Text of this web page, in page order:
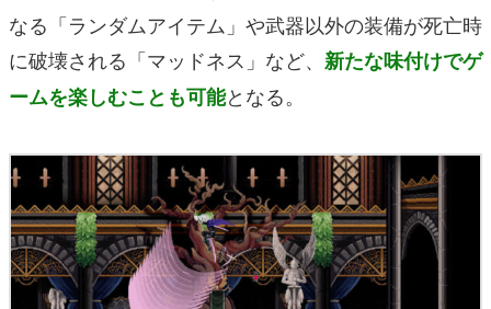
なる「ランダムアイテム」や武器以外の装備が死亡時
に破壊される「マッドネス」など、 新たな味付けでゲ
ームを楽しむことも可能となる。